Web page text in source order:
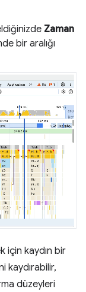
Zaman
bir aralığı
için kaydın bir
kaydırabilir,
düzeyleri